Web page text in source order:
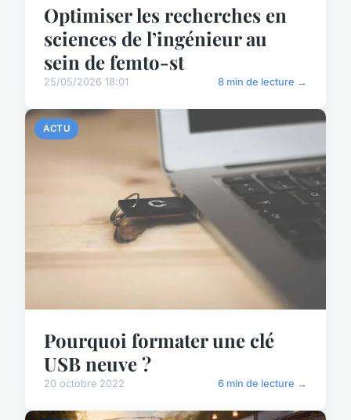
Optimiser les recherches en
sciences de l’ingénieur au
sein de femto-st
25/05/2026 18:01 8 min de lecture →
ACTU
Pourquoi formater une clé
USB neuve ?
20 octobre 2022 6 min de lecture →